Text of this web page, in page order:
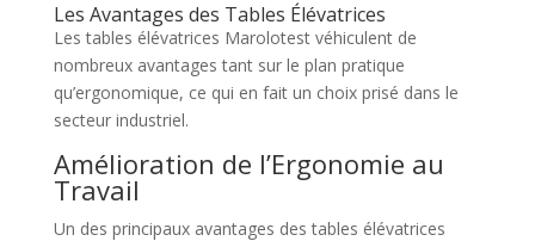
Les Avantages des Tables Élévatrices
Les tables élévatrices Marolotest véhiculent de
nombreux avantages tant sur le plan pratique
qu’ergonomique, ce qui en fait un choix prisé dans le
secteur industriel.
Amélioration de l’Ergonomie au
Travail
Un des principaux avantages des tables élévatrices